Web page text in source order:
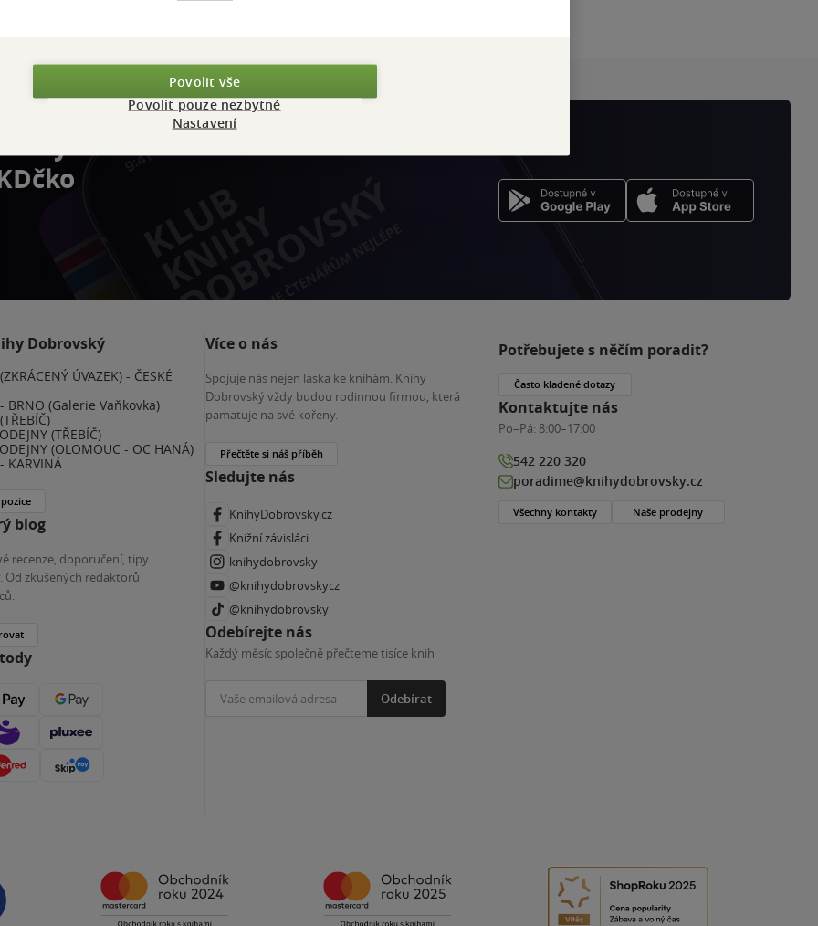
Dobrovský
ÚVAZEK) - ČESKÉ
BRNO (Galerie Vaňkovka)
(TŘEBÍČ)
(OLOMOUC - OC HANÁ)
KARVINÁ
blog
recenze, doporučení, tipy
Od zkušených redaktorů
Více o nás
Spojuje nás nejen láska ke knihám. Knihy
Dobrovský vždy budou rodinnou firmou, která
pamatuje na své kořeny.
Přečtěte si náš příběh
Sledujte nás
KnihyDobrovsky.cz
Knižní závisláci
knihydobrovsky
@knihydobrovskycz
@knihydobrovsky
Odebírejte nás
Každý měsíc společně přečteme tisíce knih
Odebírat
Potřebujete s něčím poradit?
Často kladené dotazy
Kontaktujte nás
Po–Pá: 8:00–17:00
542 220 320
poradime@knihydobrovsky.cz
Všechny kontakty Naše prodejny
Povolit vše
Povolit pouze nezbytné
Nastavení